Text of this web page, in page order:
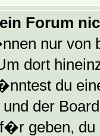
Forum
nur von
dort
du
der
geben, du